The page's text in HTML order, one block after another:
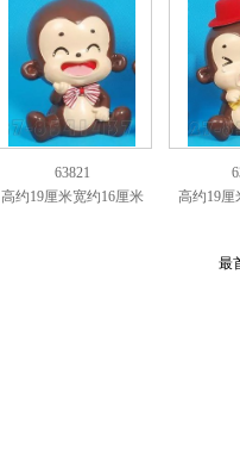
63821
高约19厘米宽约16厘米
高约19厘
最